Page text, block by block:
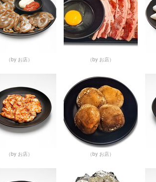
（by お店） （by お店）
（by お店） （by お店）